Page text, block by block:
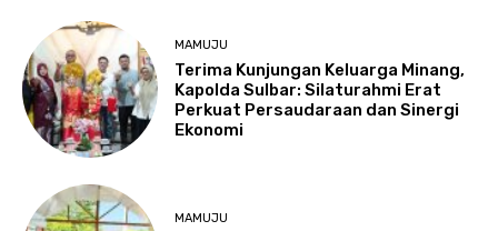
MAMUJU
Terima Kunjungan Keluarga Minang,
Kapolda Sulbar: Silaturahmi Erat
Perkuat Persaudaraan dan Sinergi
Ekonomi
MAMUJU